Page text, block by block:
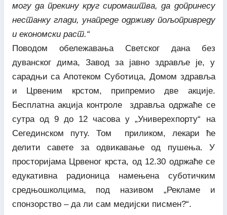
могу да прекину круг сиромаштва, да допринесу
нестанку глади, унапреде одрживу пољопривреду
и економски раст.“
Поводом обележавања Светског дана без
дуванског дима, Завод за јавно здравље је, у
сарадњи са Апотеком Суботица, Домом здравља
и Црвеним крстом, припремио две акције.
Бесплатна акција контроле здравља одржаће се
сутра од 9 до 12 часова у „Универеxпорту“ на
Сегединском путу. Том приликом, лекари ће
делити савете за одвикавање од пушења. У
просторијама Црвеног крста, од 12.30 одржаће се
едукативна радионица намењена суботичким
средњошколцима, под називом „Рекламе и
спонзорство – да ли сам медијски писмен?“.